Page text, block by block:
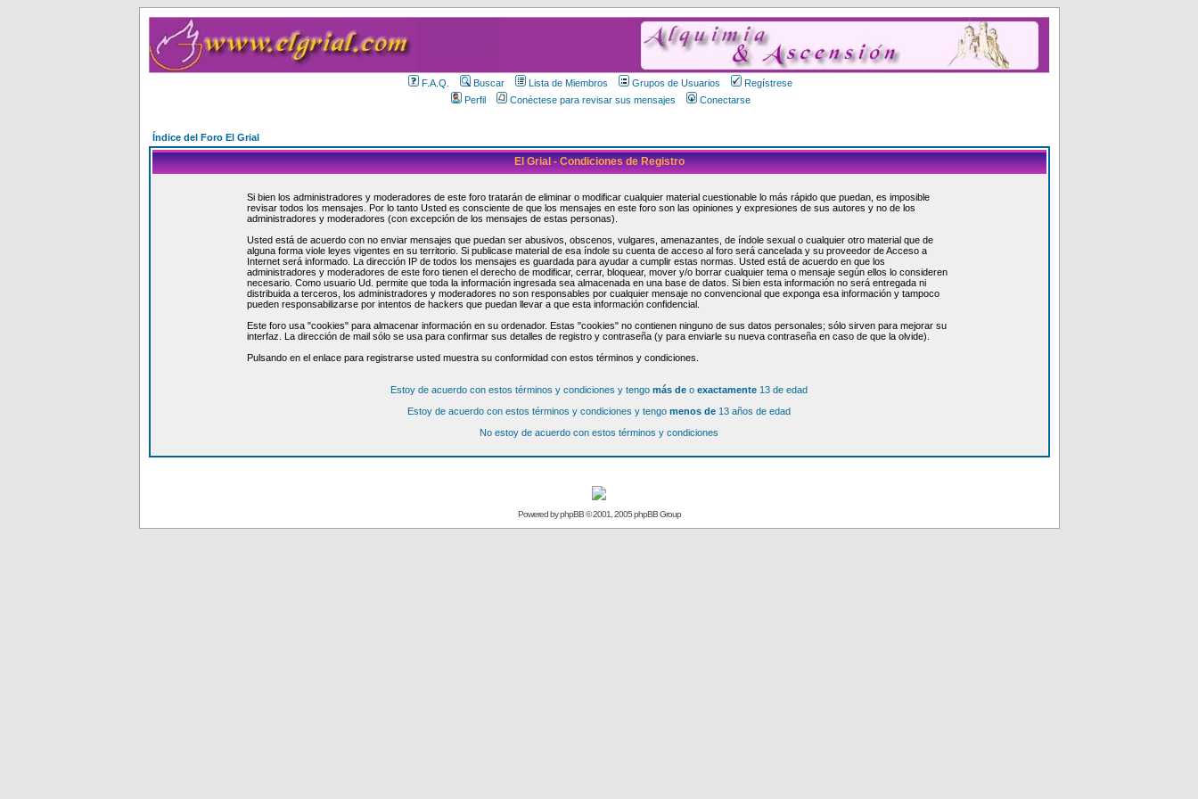
F.A.Q. Buscar Lista de Miembros Grupos de Usuarios
Regístrese
Perfil
Conéctese para revisar sus mensajes Conectarse
Índice del Foro El Grial
El Grial - Condiciones de Registro
Si bien los administradores y moderadores de este foro tratarán de eliminar o modificar cualquier material cuestionable lo más rápido que puedan, es imposible
revisar todos los mensajes. Por lo tanto Usted es consciente de que los mensajes en este foro son las opiniones y expresiones de sus autores y no de los
administradores y moderadores (con excepción de los mensajes de estas personas).
Usted está de acuerdo con no enviar mensajes que puedan ser abusivos, obscenos, vulgares, amenazantes, de índole sexual o cualquier otro material que de
alguna forma viole leyes vigentes en su territorio. Si publicase material de esa índole su cuenta de acceso al foro será cancelada y su proveedor de Acceso a
Internet será informado. La dirección IP de todos los mensajes es guardada para ayudar a cumplir estas normas. Usted está de acuerdo en que los
administradores y moderadores de este foro tienen el derecho de modificar, cerrar, bloquear, mover y/o borrar cualquier tema o mensaje según ellos lo consideren
necesario. Como usuario Ud. permite que toda la información ingresada sea almacenada en una base de datos. Si bien esta información no será entregada ni
distribuida a terceros, los administradores y moderadores no son responsables por cualquier mensaje no convencional que exponga esa información y tampoco
pueden responsabilizarse por intentos de hackers que puedan llevar a que esta información confidencial.
Este foro usa "cookies" para almacenar información en su ordenador. Estas "cookies" no contienen ninguno de sus datos personales; sólo sirven para mejorar su
interfaz. La dirección de mail sólo se usa para confirmar sus detalles de registro y contraseña (y para enviarle su nueva contraseña en caso de que la olvide).
Pulsando en el enlace para registrarse usted muestra su conformidad con estos términos y condiciones.
Estoy de acuerdo con estos términos y condiciones y tengo más de o exactamente 13 de edad
Estoy de acuerdo con estos términos y condiciones y tengo menos de 13 años de edad
No estoy de acuerdo con estos términos y condiciones
Powered byphpBB© 2001, 2005 phpBB Group